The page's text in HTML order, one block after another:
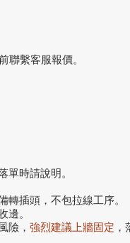
聯繫客服報價。
時請說明。
插頭，不包拉線工序。
。
險， 強烈建議上牆固定